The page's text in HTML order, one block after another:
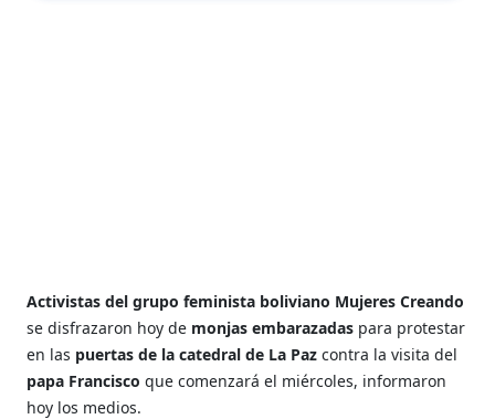
Activistas del grupo feminista boliviano Mujeres Creando
se disfrazaron hoy de monjas embarazadas para protestar
en las puertas de la catedral de La Paz contra la visita del
papa Francisco que comenzará el miércoles, informaron
hoy los medios.